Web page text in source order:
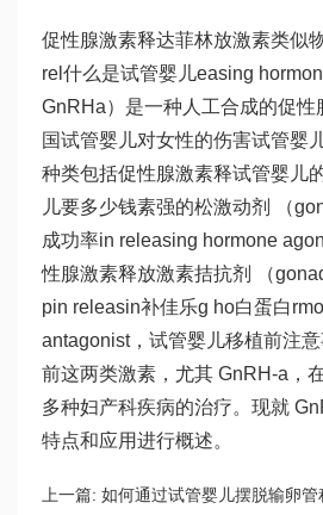
促性腺激素释达菲林放激素类似
rel 什么是试管婴儿easing
GnRHa）是一种人工合成的促性
国试管婴儿对女性的伤害试管婴
种类包括促性腺激素释试管婴儿
儿要多少钱素强的松激动剂 （
成功率in releasing hormone
性腺激素释放激素拮抗剂 （
pin releasin补佳乐g ho白蛋白
antagonist， 试管婴儿移植前注
前这两类激素，尤其 GnRH-a，
多种妇产科疾病的治疗。现就
特点和应用进行概述。
上一篇: 如何通过试管婴儿摆脱输卵管